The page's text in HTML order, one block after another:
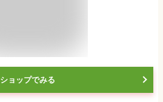
ショップでみる